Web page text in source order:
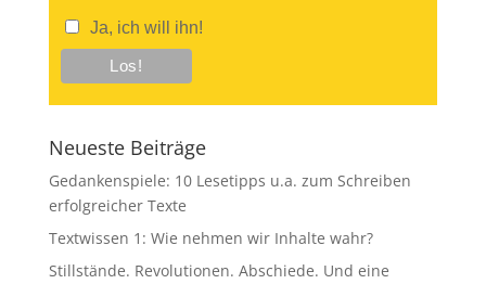
Ja, ich will ihn!
Neueste Beiträge
Gedankenspiele: 10 Lesetipps u.a. zum Schreiben
erfolgreicher Texte
Textwissen 1: Wie nehmen wir Inhalte wahr?
Stillstände. Revolutionen. Abschiede. Und eine